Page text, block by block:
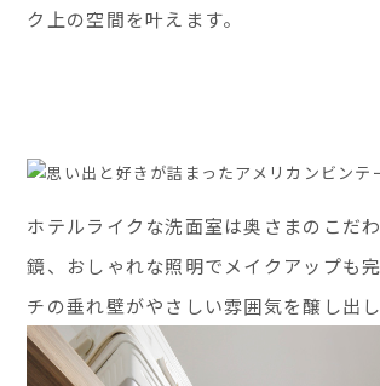
ク上の空間を叶えます。
ホテルライクな洗面室は奥さまのこだ
鏡、おしゃれな照明でメイクアップも
チの垂れ壁がやさしい雰囲気を醸し出